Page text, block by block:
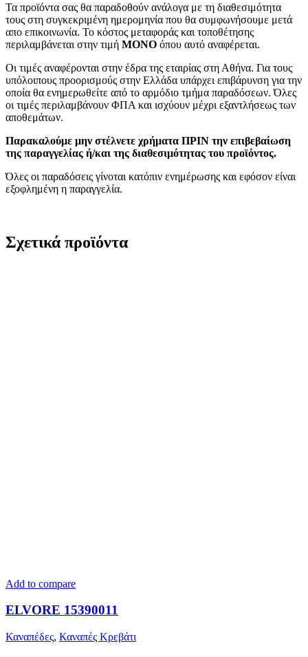
Τα προϊόντα σας θα παραδοθούν ανάλογα με τη διαθεσιμότητα
τους στη συγκεκριμένη ημερομηνία που θα συμφωνήσουμε μετά
απο επικοινωνία. Το κόστος μεταφοράς και τοποθέτησης
περιλαμβάνεται στην τιμή MONO όπου αυτό αναφέρεται.
Οι τιμές αναφέρονται στην έδρα της εταιρίας στη Αθήνα. Για τους
υπόλοιπους προορισμούς στην Ελλάδα υπάρχει επιβάρυνση για την
οποία θα ενημερωθείτε από το αρμόδιο τμήμα παραδόσεων. Όλες
οι τιμές περιλαμβάνουν ΦΠΑ και ισχύουν μέχρι εξαντλήσεως των
αποθεμάτων.
Παρακαλούμε μην στέλνετε χρήματα ΠΡΙΝ την επιβεβαίωση
της παραγγελίας ή/και της διαθεσιμότητας του προϊόντος.
Όλες οι παραδόσεις γίνοται κατόπιν ενημέρωσης και εφόσον είναι
εξοφλημένη η παραγγελία.
Σχετικά προϊόντα
Add to compare
ELVORE 15390011
Καναπέδες, Καναπές Κρεβάτι